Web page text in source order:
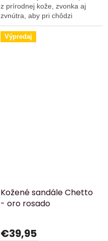
z prírodnej kože, zvonka aj
zvnútra, aby pri chôdzi
poskytovali skutočný pocit
voľnosti, flexibility a pohodlia.
Výpredaj
Kožené sandále Chetto
- oro rosado
€39,95